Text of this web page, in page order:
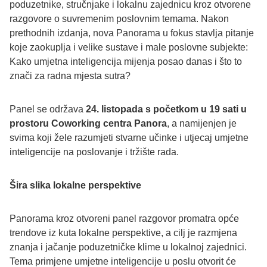
poduzetnike, stručnjake i lokalnu zajednicu kroz otvorene
razgovore o suvremenim poslovnim temama. Nakon
prethodnih izdanja, nova Panorama u fokus stavlja pitanje
koje zaokuplja i velike sustave i male poslovne subjekte:
Kako umjetna inteligencija mijenja posao danas i što to
znači za radna mjesta sutra?
Panel se održava 24. listopada s početkom u 19 sati u
prostoru Coworking centra Panora, a namijenjen je
svima koji žele razumjeti stvarne učinke i utjecaj umjetne
inteligencije na poslovanje i tržište rada.
Šira slika lokalne perspektive
Panorama kroz otvoreni panel razgovor promatra opće
trendove iz kuta lokalne perspektive, a cilj je razmjena
znanja i jačanje poduzetničke klime u lokalnoj zajednici.
Tema primjene umjetne inteligencije u poslu otvorit će